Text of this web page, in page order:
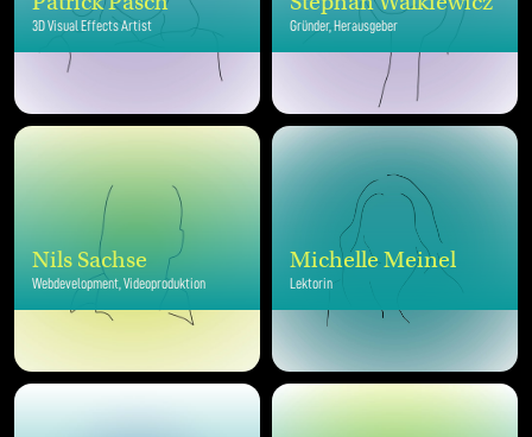
3D Visual Effects Artist Gründer, Herausgeber
Nils Sachse
Webdevelopment, Videoproduktion
Michelle Meinel
Lektorin